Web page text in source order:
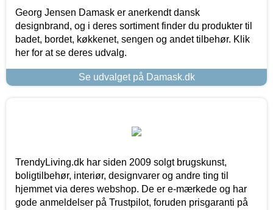
Georg Jensen Damask er anerkendt dansk
designbrand, og i deres sortiment finder du produkter til
badet, bordet, køkkenet, sengen og andet tilbehør. Klik
her for at se deres udvalg.
Se udvalget på Damask.dk
TrendyLiving.dk har siden 2009 solgt brugskunst,
boligtilbehør, interiør, designvarer og andre ting til
hjemmet via deres webshop. De er e-mærkede og har
gode anmeldelser på Trustpilot, foruden prisgaranti på